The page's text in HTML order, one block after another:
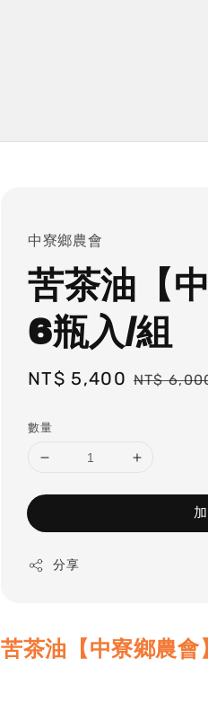
中寮鄉農會
苦茶油【
6瓶入/組
Sale
NT$ 5,400 Regular
NT$
數量
分享
苦茶油【中寮鄉農會